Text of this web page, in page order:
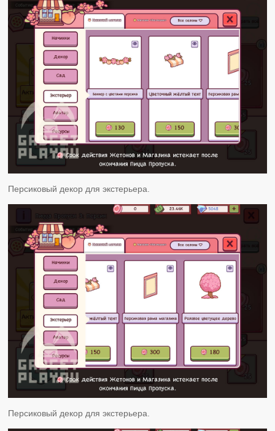
Персиковый декор для экстерьера.
Персиковый декор для экстерьера.